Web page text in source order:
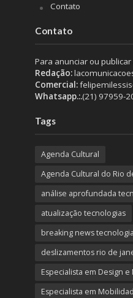
Contato
Contato
Para anunciar ou
Redação:
Comercial:
Whatsapp.:.(21) 97959-
Tags
Agenda Cultural
Agenda Cultural do Rio
análise aprofundada
atualização tecnologias
breaking news
deslizamentos rio de
Especialista em Design
Especialista em